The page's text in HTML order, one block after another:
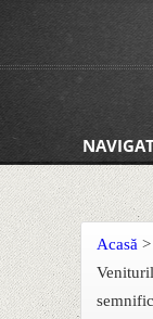
Acasă >